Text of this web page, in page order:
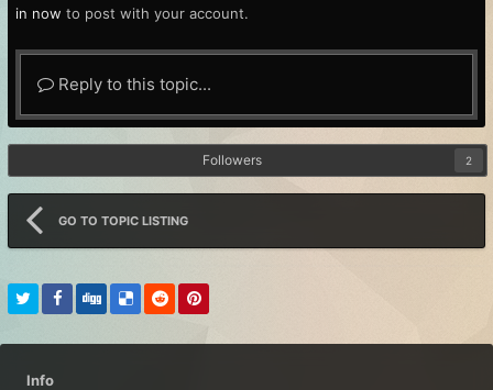
in now to post with your account.
Reply to this topic...
Followers 2
GO TO TOPIC LISTING
Info